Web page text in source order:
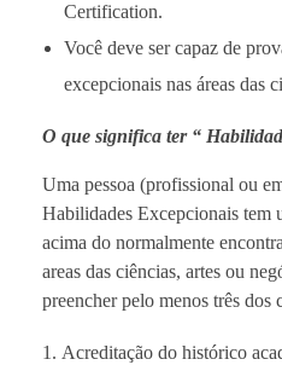
Certification.
Você deve ser capaz de
excepcionais nas áreas das
O que significa ter “
Uma pessoa (profissional ou
Habilidades Excepcionais tem
acima do normalmente
areas das ciências, artes ou
preencher pelo menos três dos
Acreditação do histórico